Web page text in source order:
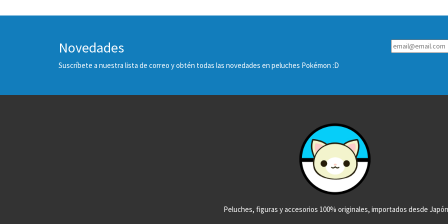
Novedades
Suscríbete a nuestra lista de correo y obtén todas las novedades en peluches Pokémon :D
Peluches, figuras y accesorios 100% originales, importados desde Japón